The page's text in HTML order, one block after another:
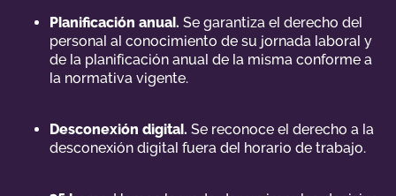
Planificación anual. Se garantiza el derecho del
personal al conocimiento de su jornada laboral y
de la planificación anual de la misma conforme a
la normativa vigente.
Desconexión digital. Se reconoce el derecho a la
desconexión digital fuera del horario de trabajo.